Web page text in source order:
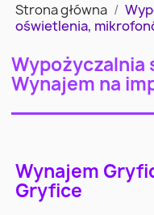
Strona główna
oświetlenia,
Wypożyczalnia
Wynajem na
Wynajem
Gryfice